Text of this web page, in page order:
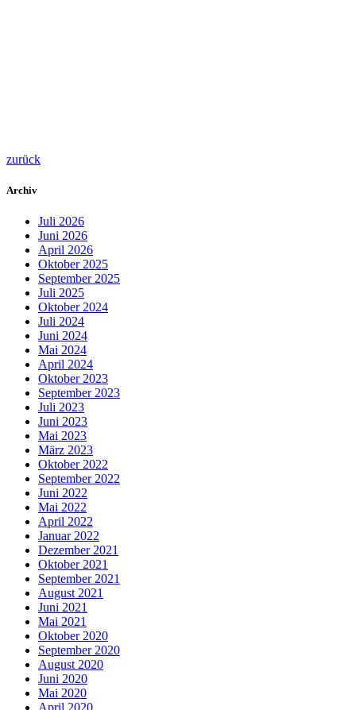
zurück
Archiv
Juli 2026
Juni 2026
April 2026
Oktober 2025
September 2025
Juli 2025
Oktober 2024
Juli 2024
Juni 2024
Mai 2024
April 2024
Oktober 2023
September 2023
Juli 2023
Juni 2023
Mai 2023
März 2023
Oktober 2022
September 2022
Juni 2022
Mai 2022
April 2022
Januar 2022
Dezember 2021
Oktober 2021
September 2021
August 2021
Juni 2021
Mai 2021
Oktober 2020
September 2020
August 2020
Juni 2020
Mai 2020